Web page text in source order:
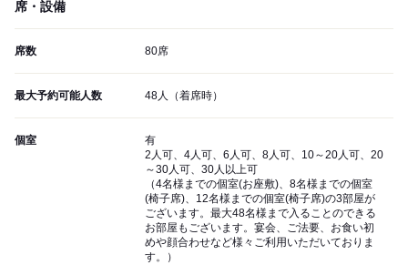
席・設備
席数 80席
最大予約可能人数 48人（着席時）
個室
有
2人可、4人可、6人可、8人可、10～20人可、20
～30人可、30人以上可
（4名様までの個室(お座敷)、8名様までの個室
(椅子席)、12名様までの個室(椅子席)の3部屋が
ございます。最大48名様まで入ることのできる
お部屋もございます。宴会、ご法要、お食い初
めや顔合わせなど様々ご利用いただいておりま
す。）